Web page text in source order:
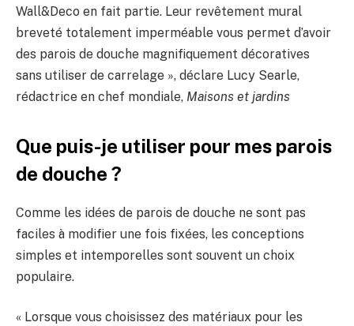
Wall&Deco en fait partie. Leur revêtement mural
breveté totalement imperméable vous permet d’avoir
des parois de douche magnifiquement décoratives
sans utiliser de carrelage », déclare Lucy Searle,
rédactrice en chef mondiale, Maisons et jardins
Que puis-je utiliser pour mes parois
de douche ?
Comme les idées de parois de douche ne sont pas
faciles à modifier une fois fixées, les conceptions
simples et intemporelles sont souvent un choix
populaire.
« Lorsque vous choisissez des matériaux pour les